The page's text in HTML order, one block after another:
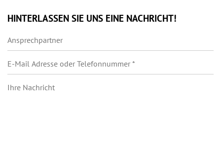
HINTERLASSEN SIE UNS EINE NACHRICHT!